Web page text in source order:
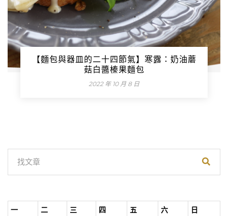
【麵包與器皿的二十四節氣】寒露：奶油蘑
菇白醬榛果麵包
2022 年 10 月 8 日
一 二 三 四 五 六
日